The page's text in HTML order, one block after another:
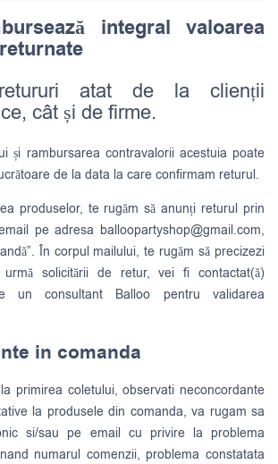
integral valoarea
atat de la clienții
cât și de firme.
și rambursarea contravalorii acestuia poate
de la data la care confirmam returul.
produselor, te rugăm să anunți returul prin
pe adresa balloopartyshop@gmail.com,
În corpul mailului, te rugăm să precizezi
solicitării de retur, vei fi contactat(ă)
un consultant Balloo pentru validarea
in comanda
primirea coletului, observati neconcordante
la produsele din comanda, va rugam sa
si/sau pe email cu privire la problema
numarul comenzii, problema constatata